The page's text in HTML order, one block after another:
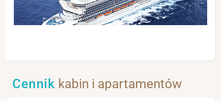
Cennik kabin i apartamentów